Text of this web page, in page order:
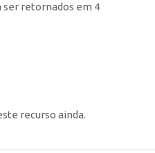
ser retornados em 4
recurso ainda.